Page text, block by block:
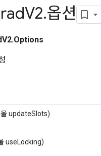
V2.옵션
updateSlots)
useLocking)